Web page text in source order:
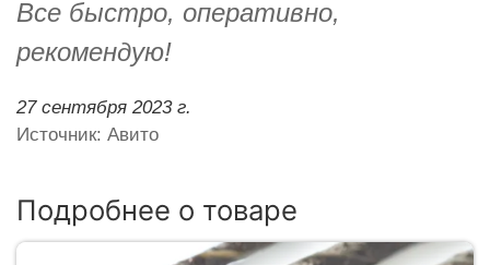
Все быстро, оперативно,
рекомендую!
27 сентября 2023 г.
Источник: Авито
Подробнее о товаре